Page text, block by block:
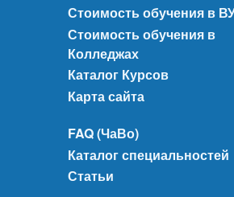
Стоимость обучения в
Стоимость обучения в
Колледжах
Каталог Курсов
Карта сайта
FAQ (ЧаВо)
Каталог специальностей
Статьи